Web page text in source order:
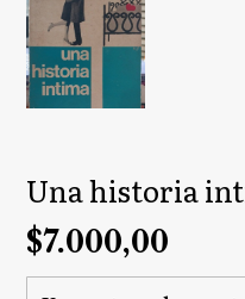
Una historia
$7.000,00